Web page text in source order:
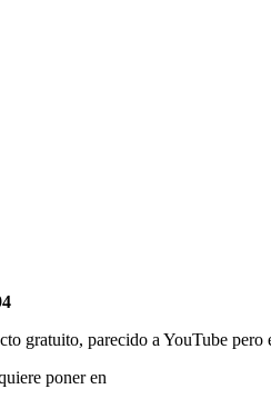
gratuito, parecido a YouTube pero
poner en